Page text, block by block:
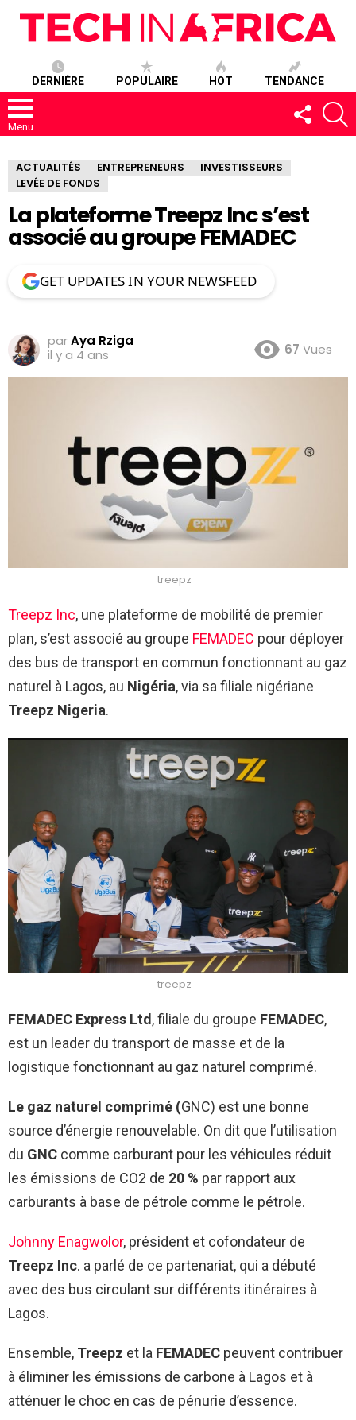
DERNIÈRE POPULAIRE HOT TENDANCE
Menu
SUIVEZ-
NOUS
ACTUALITÉS ENTREPRENEURS
INVESTISSEURS
LEVÉE DE FONDS
La plateforme Treepz Inc s’est
associé au groupe FEMADEC
GET UPDATES IN YOUR NEWSFEED
parAya Rziga
il y a 4 ans
67 Vues
treepz
Treepz Inc, une plateforme de mobilité de premier
plan, s’est associé au groupe FEMADEC pour déployer
des bus de transport en commun fonctionnant au gaz
naturel à Lagos, au Nigéria, via sa filiale nigériane
Treepz Nigeria.
treepz
FEMADEC Express Ltd , filiale du groupe FEMADEC,
est un leader du transport de masse et de la
logistique fonctionnant au gaz naturel comprimé.
Le gaz naturel comprimé (GNC) est une bonne
source d’énergie renouvelable. On dit que l’utilisation
du GNC comme carburant pour les véhicules réduit
les émissions de CO2 de 20 % par rapport aux
carburants à base de pétrole comme le pétrole.
Johnny Enagwolor, président et cofondateur de
Treepz Inc. a parlé de ce partenariat, qui a débuté
avec des bus circulant sur différents itinéraires à
Lagos.
Ensemble, Treepz et la FEMADEC peuvent contribuer
à éliminer les émissions de carbone à Lagos et à
atténuer le choc en cas de pénurie d’essence.